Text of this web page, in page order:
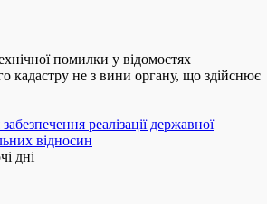
помилки у відомостях
кадастру не з вини органу, що здійснює
реалізації державної
відносин
дні